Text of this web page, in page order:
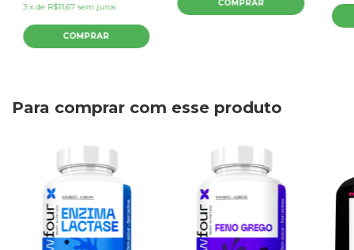
3 xde R$11,67 sem juros
Para comprar com esse produto